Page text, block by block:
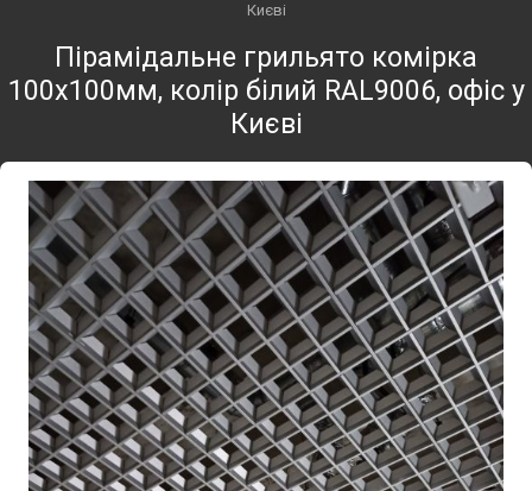
Києві
Пірамідальне грильято комірка
100х100мм, колір білий RAL9006, офіс у
Києві